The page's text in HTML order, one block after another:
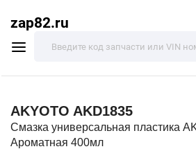
zap82.ru
AKYOTO AKD1835
Смазка универсальная пластика
Ароматная 400мл